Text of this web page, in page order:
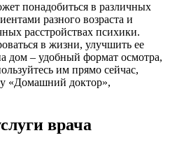
понадобиться в различных
разного возраста и
расстройствах психики.
в жизни, улучшить ее
дом – удобный формат осмотра,
им прямо сейчас,
«Домашний доктор»,
врача